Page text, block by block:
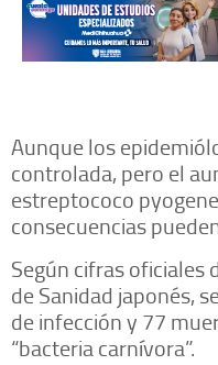
Aunque los
controlada, pero el
estreptococo
consecuencias
Según cifras oficiales
de Sanidad japonés,
de infección y 77
“bacteria carnívora”.